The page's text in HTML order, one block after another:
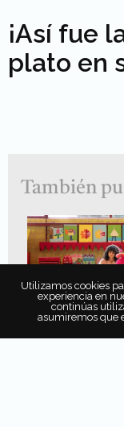
¡Así fue
plato en
También
Utilizamos cookies
experiencia en
continúas
asumiremos que